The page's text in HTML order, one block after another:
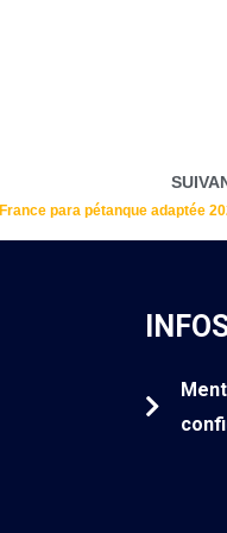
para pétanque adaptée